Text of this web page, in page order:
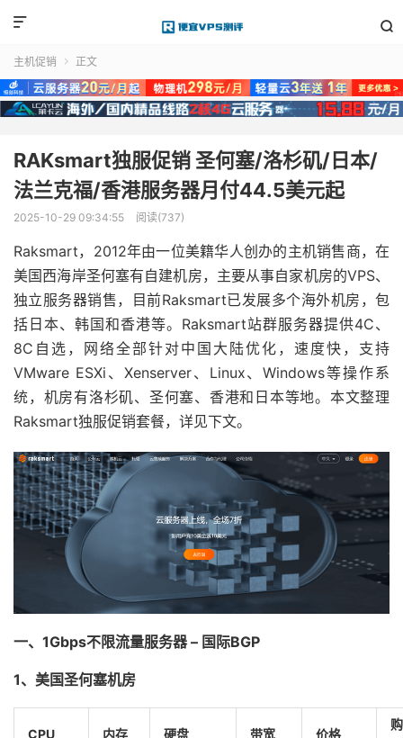


主机促销  正文
RAKsmart独服促销 圣何塞/洛杉矶/日本/
法兰克福/香港服务器月付44.5美元起
2025-10-29 09:34:55 阅读(737)
Raksmart，2012年由一位美籍华人创办的主机销售商，在
美国西海岸圣何塞有自建机房，主要从事自家机房的VPS、
独立服务器销售，目前Raksmart已发展多个海外机房，包
括日本、韩国和香港等。Raksmart站群服务器提供4C、
8C自选，网络全部针对中国大陆优化，速度快，支持
VMware ESXi、Xenserver、Linux、Windows等操作系
统，机房有洛杉矶、圣何塞、香港和日本等地。本文整理
Raksmart独服促销套餐，详见下文。
一、1Gbps不限流量服务器– 国际BGP
1、美国圣何塞机房
CPU 内存 硬盘 带宽 价格
购